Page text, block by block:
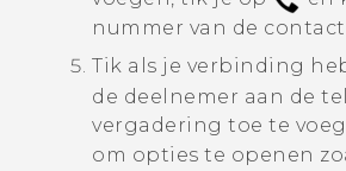
nummer van de
Tik als je verbinding
de deelnemer aan de
vergadering toe te
om opties te openen